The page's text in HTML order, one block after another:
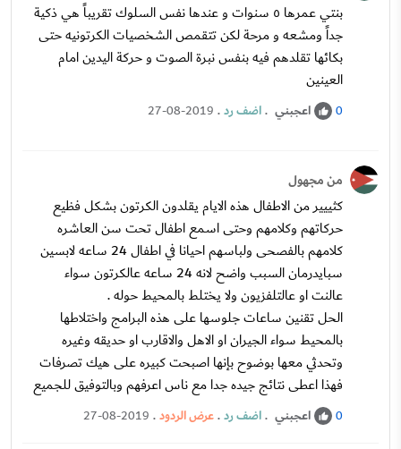
بنتي عمرها ٥ سنوات و عندها نفس السلوك تقريباً هي ذكية
جداً ومشعه و مرحة لكن تتقمص الشخصيات الكرتونيه حتى
بكائها تقلدهم فيه بنفس نبرة الصوت و حركة اليدين امام
العينين
0 اعجبني .اضف رد.
27-08-2019
من مجهول
كثييير من الاطفال هذه الايام يقلدون الكرتون بشكل فظيع
حركاتهم وكلامهم وحتى اسمع اطفال تحت سن العاشره
كلامهم بالفصحى ولباسهم احيانا في اطفال 24 ساعه لابسين
سبايدرمان السبب واضح لانه 24 ساعه عالكرتون سواء
عالنت او عالتلفزيون ولا يختلط بالمحيط حوله .
الحل تقنين ساعات جلوسها على هذه البرامج واختلاطها
بالمحيط سواء الجيران او الاهل والاقارب او حديقه وغيره
وتحدثي معها بوضوح بإنها اصبحت كبيره على هيك تصرفات
فهذا اعطى نتائج جيده جدا مع ناس اعرفهم وبالتوفيق للجميع
0 اعجبني .اضف رد.عرض الردود.
27-08-2019